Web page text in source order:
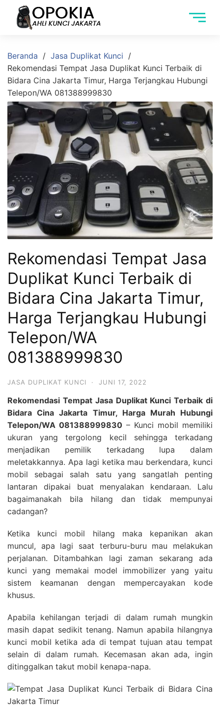
Beranda
Jasa Duplikat Kunci
Rekomendasi Tempat Jasa Duplikat Kunci Terbaik di
Bidara Cina Jakarta Timur, Harga Terjangkau Hubungi
Telepon/WA 081388999830
Rekomendasi Tempat Jasa
Duplikat Kunci Terbaik di
Bidara Cina Jakarta Timur,
Harga Terjangkau Hubungi
Telepon/WA
081388999830
JASA DUPLIKAT KUNCI · JUNI 17, 2022
Rekomendasi Tempat Jasa Duplikat Kunci Terbaik di
Bidara Cina Jakarta Timur, Harga Murah Hubungi
Telepon/WA 081388999830 – Kunci mobil memiliki
ukuran yang tergolong kecil sehingga terkadang
menjadikan pemilik terkadang lupa dalam
meletakkannya. Apa lagi ketika mau berkendara, kunci
mobil sebagai salah satu yang sangatlah penting
lantaran dipakai buat menyalakan kendaraan. Lalu
bagaimanakah bila hilang dan tidak mempunyai
cadangan?
Ketika kunci mobil hilang maka kepanikan akan
muncul, apa lagi saat terburu-buru mau melakukan
perjalanan. Ditambahkan lagi zaman sekarang ada
kunci yang memakai model immobilizer yang yaitu
sistem keamanan dengan mempercayakan kode
khusus.
Apabila kehilangan terjadi di dalam rumah mungkin
masih dapat sedikit tenang. Namun apabila hilangnya
kunci mobil ketika ada di tempat tujuan atau tempat
selain di dalam rumah. Kecemasan akan ada, ingin
ditinggalkan takut mobil kenapa-napa.